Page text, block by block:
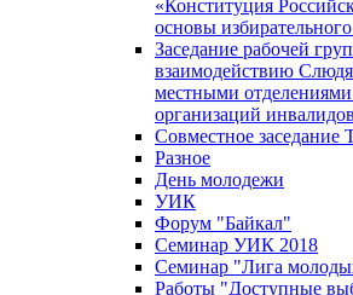
«Конституция
основы
Заседание рабочей
взаимодействию
местными
организаций
Совместное
Разное
День молодежи
УИК
Форум "Байкал"
Семинар УИК 2018
Семинар "Лига
Работы "Доступные